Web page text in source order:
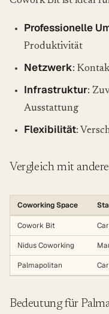
Professionelle
Produktivität
Netzwerk:
Infrastruktur:
Ausstattung
Flexibilität:
Vergleich mit
Coworking Space
Cowork Bit
Nidus Coworking
Palmapolitan
Bedeutung für